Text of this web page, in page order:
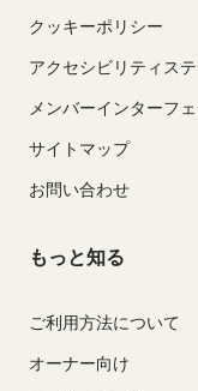
クッキーポリシー
アクセシビリティス
メンバーインターフ
サイトマップ
お問い合わせ
もっと知る
ご利用方法について
オーナー向け